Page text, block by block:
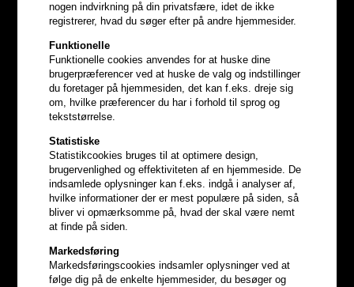
nogen indvirkning på din privatsfære, idet de ikke
registrerer, hvad du søger efter på andre hjemmesider.
Funktionelle
Funktionelle cookies anvendes for at huske dine
brugerpræferencer ved at huske de valg og indstillinger
du foretager på hjemmesiden, det kan f.eks. dreje sig
om, hvilke præferencer du har i forhold til sprog og
tekststørrelse.
Statistiske
Statistikcookies bruges til at optimere design,
brugervenlighed og effektiviteten af en hjemmeside. De
indsamlede oplysninger kan f.eks. indgå i analyser af,
hvilke informationer der er mest populære på siden, så
bliver vi opmærksomme på, hvad der skal være nemt
at finde på siden.
Markedsføring
Markedsføringscookies indsamler oplysninger ved at
følge dig på de enkelte hjemmesider, du besøger og
Optjen5% bonuskroner
hele din ordre